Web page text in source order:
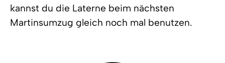
kannst du die Laterne beim nächsten
Martinsumzug gleich noch mal benutzen.